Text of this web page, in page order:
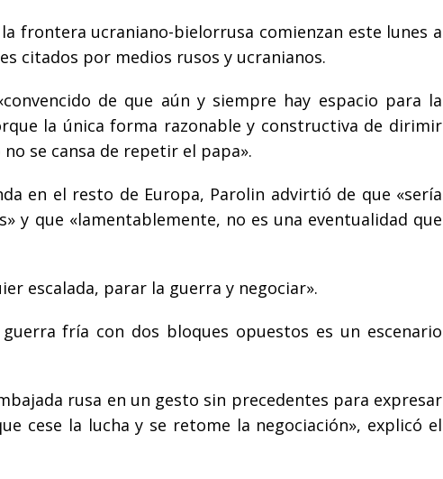
frontera ucraniano-bielorrusa comienzan este lunes a
citados por medios rusos y ucranianos.
de que aún y siempre hay espacio para la
la única forma razonable y constructiva de dirimir
se cansa de repetir el papa».
en el resto de Europa, Parolin advirtió de que «sería
y que «lamentablemente, no es una eventualidad que
escalada, parar la guerra y negociar».
fría con dos bloques opuestos es un escenario
rusa en un gesto sin precedentes para expresar
cese la lucha y se retome la negociación», explicó el